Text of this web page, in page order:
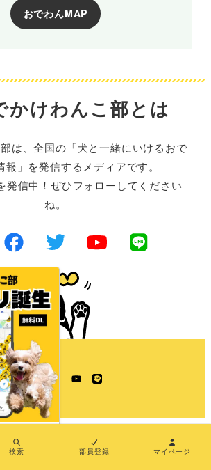
おでわんMAP
かけわんこ部とは
は、全国の「犬と一緒にいけるおで
報」を発信するメディアです。
発信中！ぜひフォローしてください
ね。
Instagram
Facebook
TwitterYouTube
LINE
検索 部員登録 マイページ